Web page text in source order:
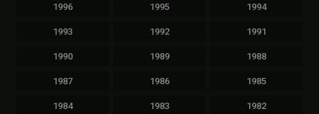
1996 1995 1994
1993 1992 1991
1990 1989 1988
1987 1986 1985
1984 1983 1982